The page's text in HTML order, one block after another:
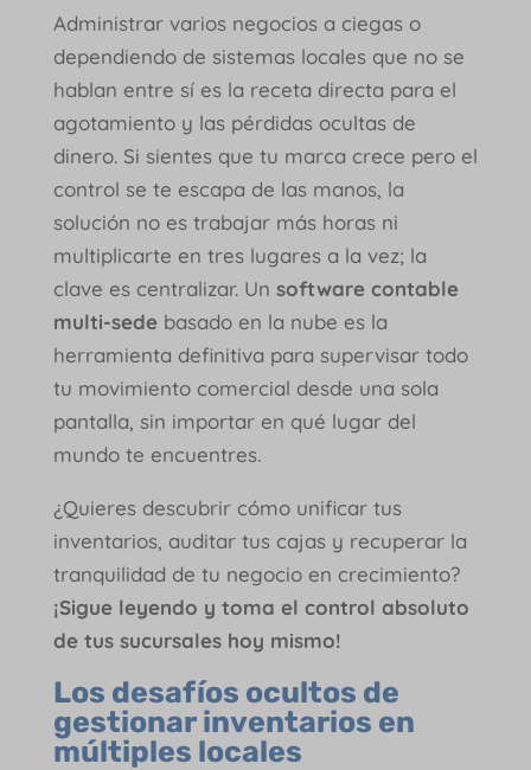
Administrar varios negocios a ciegas o
dependiendo de sistemas locales que no se
hablan entre sí es la receta directa para el
agotamiento y las pérdidas ocultas de
dinero. Si sientes que tu marca crece pero el
control se te escapa de las manos, la
solución no es trabajar más horas ni
multiplicarte en tres lugares a la vez; la
clave es centralizar. Un software contable
multi-sedebasado en la nube es la
herramienta definitiva para supervisar todo
tu movimiento comercial desde una sola
pantalla, sin importar en qué lugar del
mundo te encuentres.
¿Quieres descubrir cómo unificar tus
inventarios, auditar tus cajas y recuperar la
tranquilidad de tu negocio en crecimiento?
¡Sigue leyendo y toma el control absoluto
de tus sucursales hoy mismo!
Los desafíos ocultos de
gestionar inventarios en
múltiples locales